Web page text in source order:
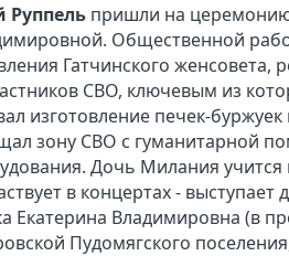
Руппель пришли на
Общественной
Гатчинского
СВО, ключевым из
изготовление печек-
зону СВО с гуманитарной
Дочь Милания
в концертах -
Екатерина Владимировна (в
Пудомягского